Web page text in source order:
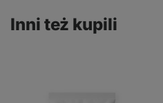
Inni też kupili